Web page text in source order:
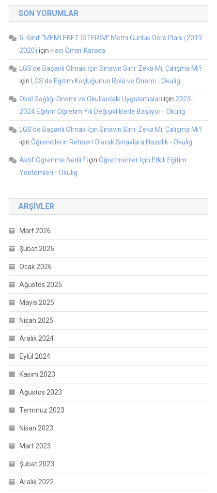
SON YORUMLAR
5. Sınıf “MEMLEKET İSTERİM” Metni Günlük Ders Planı (2019-
2020) için Hacı Ömer Karaca
LGS’de Başarılı Olmak İçin Sınavın Sırrı: Zeka Mı, Çalışma Mı?
için
LGS'de Eğitim Koçluğunun Rolü ve Önemi - Okulig
Okul Sağlığı Önemi ve Okullardaki Uygulamaları için 2023-
2024 Eğitim Öğretim Yılı Değişikliklerle Başlıyor - Okulig
LGS’de Başarılı Olmak İçin Sınavın Sırrı: Zeka Mı, Çalışma Mı?
için Öğrencilerin Rehberi Olarak Sınavlara Hazırlık - Okulig
Aktif Öğrenme Nedir? için Öğretmenler İçin Etkili Eğitim
Yöntemleri - Okulig
ARŞIVLER
Mart 2026
Şubat 2026
Ocak 2026
Ağustos 2025
Mayıs 2025
Nisan 2025
Aralık 2024
Eylül 2024
Kasım 2023
Ağustos 2023
Temmuz 2023
Nisan 2023
Mart 2023
Şubat 2023
Aralık 2022